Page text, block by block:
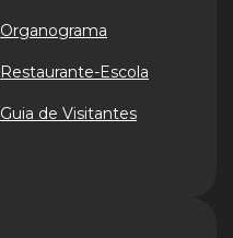
Organograma
Restaurante-Escola
Guia de Visitantes